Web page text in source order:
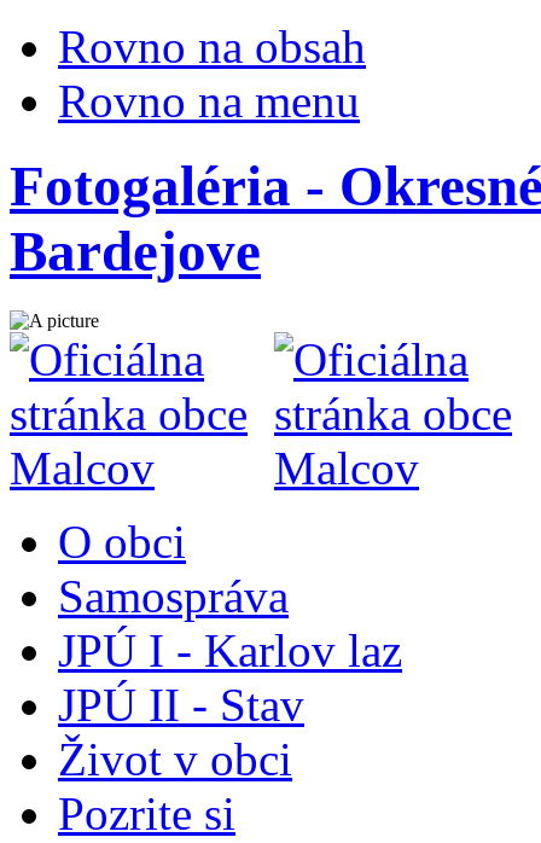
Rovno na obsah
Rovno na menu
Fotogaléria -
Bardejove
O obci
Samospráva
JPÚ I - Karlov laz
JPÚ II - Stav
Život v obci
Pozrite si